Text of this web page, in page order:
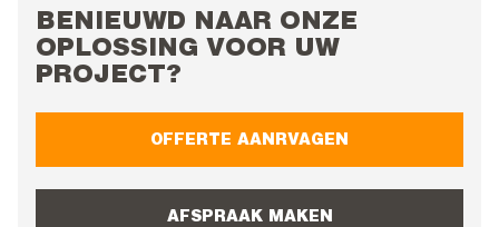
BENIEUWD NAAR ONZE
OPLOSSING VOOR UW
PROJECT?
OFFERTE AANRVAGEN
AFSPRAAK MAKEN